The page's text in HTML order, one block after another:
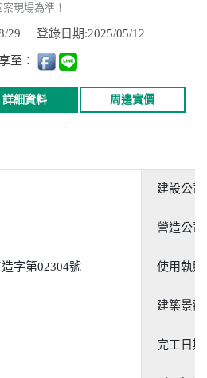
案現場為準！
29 登錄日期:2025/05/12
至：
詳細資料 周邊實價
建設公司
營造公司
字第02304號 使用執照
建築景觀
完工日期